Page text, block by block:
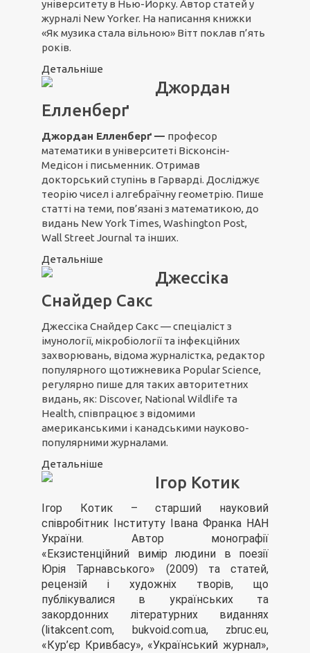
університету в Нью-Йорку. Автор статей у
журналі New Yorker. На написання книжки
«Як музика стала вільною» Вітт поклав п’ять
років.
Детальніше
Джордан
Елленберґ
Джордан Елленберґ — професор
математики в університеті Вісконсін-
Медісон і письменник. Отримав
докторський ступінь в Гарварді. Досліджує
теорію чисел і алгебраїчну геометрію. Пише
статті на теми, пов’язані з математикою, до
видань New York Times, Washington Post,
Wall Street Journal та інших.
Детальніше
Джессіка
Снайдер Сакс
Джессіка Снайдер Сакс — спеціаліст з
імунології, мікробіології та інфекційних
захворювань, відома журналістка, редактор
популярного щотижневика Popular Science,
регулярно пише для таких авторитетних
видань, як: Discover, National Wildlife та
Health, співпрацює з відомими
американськими і канадськими науково-
популярними журналами.
Детальніше
Ігор Котик
Ігор Котик – старший науковий
співробітник Інституту Івана Франка НАН
України. Автор монографії
«Екзистенційний вимір людини в поезії
Юрія Тарнавського» (2009) та статей,
рецензій і художніх творів, що
публікувалися в українських та
закордонних літературних виданнях
(litakcent.com, bukvoid.com.ua, zbruc.eu,
«Кур’єр Кривбасу», «Український журнал»,